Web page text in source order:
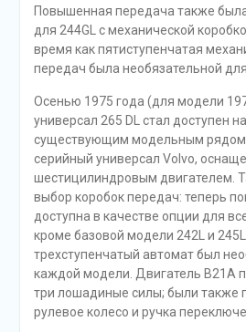
Повышенная передача также
для 244GL с механической
время как пятиступенчатая
передач была необязательной для
Осенью 1975 года (для модели
универсал 265 DL стал доступен
существующим модельным
серийный универсал Volvo,
шестицилиндровым двигателем.
выбор коробок передач: теперь
доступна в качестве опции для
кроме базовой модели 242L и
трехступенчатый автомат был
каждой модели. Двигатель B21A
три лошадиные силы; были также
рулевое колесо и ручка